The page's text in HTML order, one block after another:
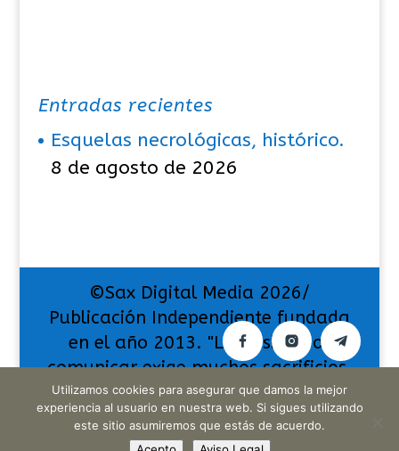
Entradas recientes
Esquelas necrológicas, histórico.
8 de agosto de 2026
©Sax Digital Media 2026/
Publicación Independiente fundada
en el año 2013. "La pasión por
comunicar exige muchos sacrificios,
pero también da muchas
satisfacciones".
Utilizamos cookies para asegurar que damos la mejor
experiencia al usuario en nuestra web. Si sigues utilizando
este sitio asumiremos que estás de acuerdo.